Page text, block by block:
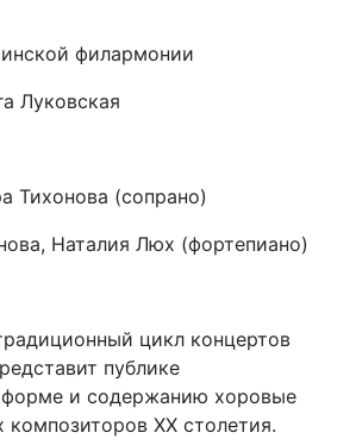
филармонии
Луковская
Тихонова (сопрано)
Наталия Люх (фортепиано)
цикл концертов
публике
форме и содержанию хоровые
композиторов XX столетия.